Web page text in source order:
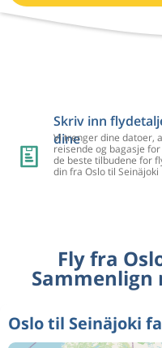
Skriv inn
dine
Vi trenger dine datoer,
reisende og bagasje
de beste tilbudene for
din fra Oslo til Seinäjoki
Fly fra
Sammenlign
Oslo til Seinäjoki